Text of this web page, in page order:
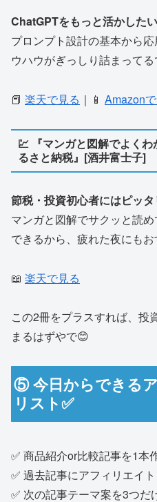
ChatGPTをもっと活かした
プロンプト設計の基本から
ウハウがぎっしり詰まってる
📕 楽天で見る ｜📱 Amazon
💹 『マンガと図解でよく
るさと納税』[酒井富士子]
節税・投資初心者にはピッタ
マンガと図解でサクッと読
できるから、疲れた夜にもお
📖 楽天で見る
この2冊をプラスすれば、投
まるはずやで😊
⑤ 今日からできる
リスト✅
✅ 商品紹介or比較記事を1
✅ 過去記事にアフィリエイ
✅ 次の記事テーマ案を3つだ